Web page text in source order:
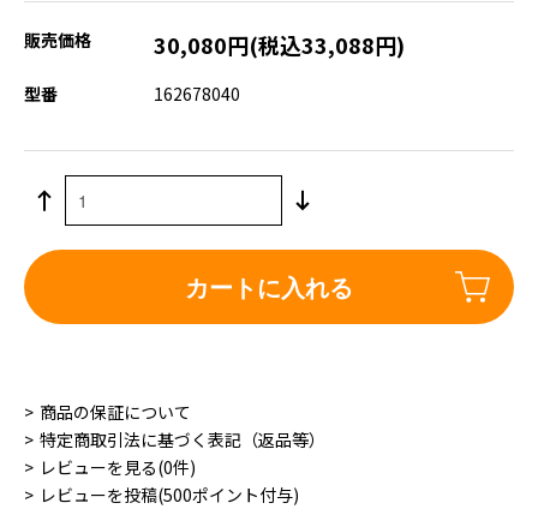
販売価格 30,080円(税込33,088円)
型番 162678040
カートに入れる
商品の保証について
特定商取引法に基づく表記（返品等）
レビューを見る(0件)
レビューを投稿(500ポイント付与)